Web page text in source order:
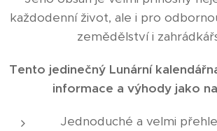
každodenní život, ale i pro
zemědělství i
Tento jedinečný Lunární
informace a výhody jako
Jednoduché a velmi